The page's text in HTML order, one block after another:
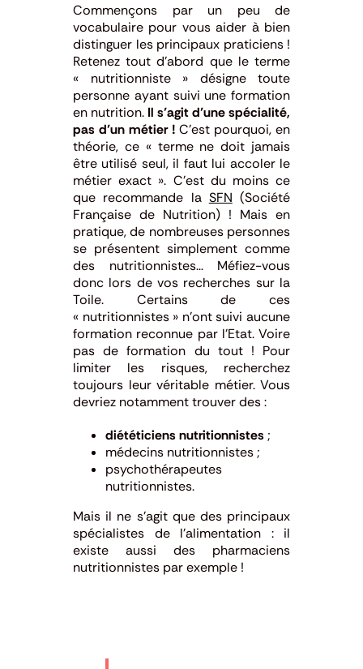
Commençons par un peu de
vocabulaire pour vous aider à bien
distinguer les principaux praticiens !
Retenez tout d’abord que le terme
« nutritionniste » désigne toute
personne ayant suivi une formation
en nutrition. Il s’agit d’une spécialité,
pas d’un métier !C’est pourquoi, en
théorie, ce « terme ne doit jamais
être utilisé seul, il faut lui accoler le
métier exact ». C’est du moins ce
que recommande la SFN (Société
Française de Nutrition) ! Mais en
pratique, de nombreuses personnes
se présentent simplement comme
des nutritionnistes… Méfiez-vous
donc lors de vos recherches sur la
Toile. Certains de ces
« nutritionnistes » n’ont suivi aucune
formation reconnue par l’Etat. Voire
pas de formation du tout ! Pour
limiter les risques, recherchez
toujours leur véritable métier. Vous
devriez notamment trouver des :
diététiciens nutritionnistes ;
médecins nutritionnistes ;
psychothérapeutes
nutritionnistes.
Mais il ne s’agit que des principaux
spécialistes de l’alimentation : il
existe aussi des pharmaciens
nutritionnistes par exemple !